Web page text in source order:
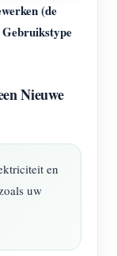
(de
Nieuwe
en
uw